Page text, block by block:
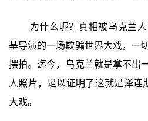
为什么呢？真相被乌克兰
基导演的一场欺骗世界大戏，一
摆拍。迄今，乌克兰就是拿不出
人照片，足以证明了这就是泽连
大戏。